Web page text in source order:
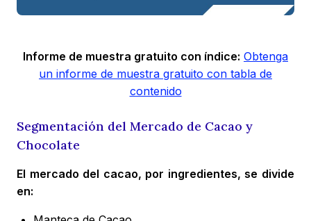
Informe de muestra gratuito con índice: Obtenga
un informe de muestra gratuito con tabla de
contenido
Segmentación del Mercado de Cacao y
Chocolate
El mercado del cacao, por ingredientes, se divide
en: